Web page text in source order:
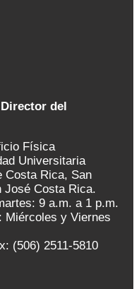
Director del
Física
Universitaria
Costa Rica, San
José Costa Rica.
9 a.m. a 1 p.m.
y Viernes
(506) 2511-5810